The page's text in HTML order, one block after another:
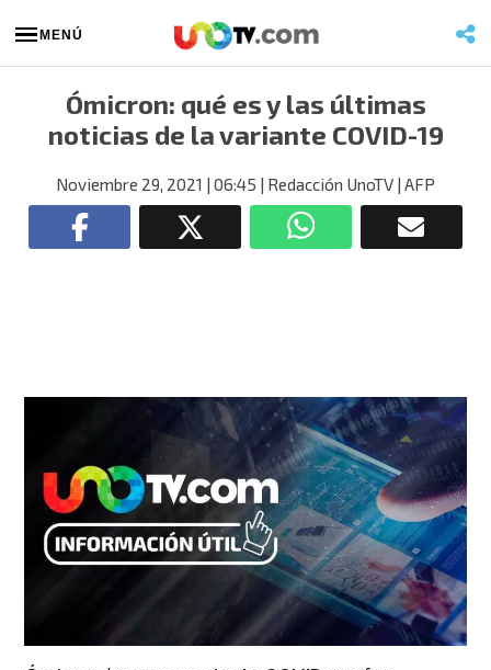
MENÚ
Ómicron: qué es y las últimas
noticias de la variante COVID-19
Noviembre 29, 2021 | 06:45 | Redacción UnoTV | AFP